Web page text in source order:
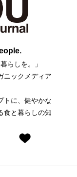
らしを。」
ニックメディア
トに、健やかな
食と暮らしの知